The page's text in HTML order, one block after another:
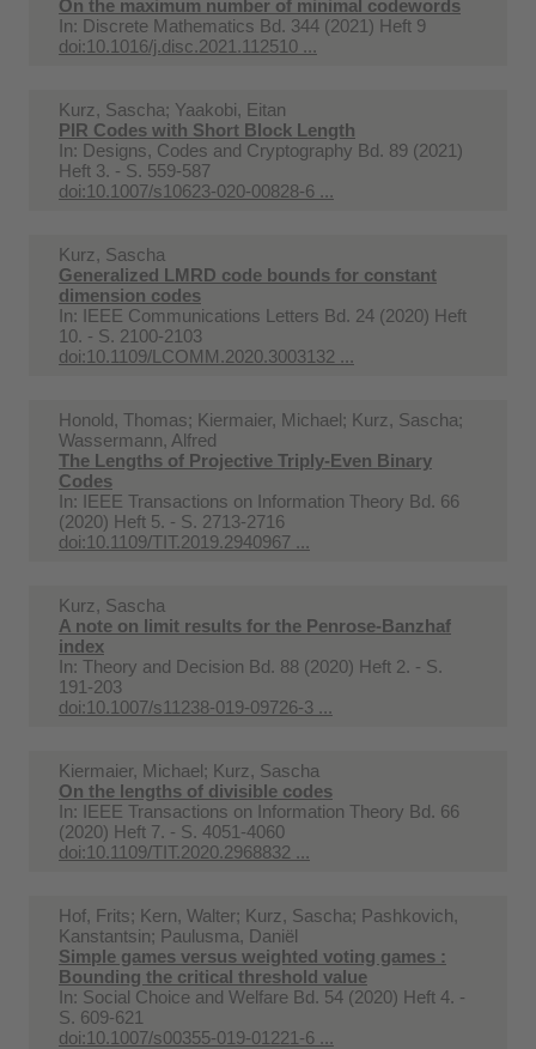
On the maximum number of minimal codewords
In: Discrete Mathematics Bd. 344 (2021) Heft 9
doi:10.1016/j.disc.2021.112510 ...
Kurz, Sascha; Yaakobi, Eitan
PIR Codes with Short Block Length
In: Designs, Codes and Cryptography Bd. 89 (2021)
Heft 3. - S. 559-587
doi:10.1007/s10623-020-00828-6 ...
Kurz, Sascha
Generalized LMRD code bounds for constant
dimension codes
In: IEEE Communications Letters Bd. 24 (2020) Heft
10. - S. 2100-2103
doi:10.1109/LCOMM.2020.3003132 ...
Honold, Thomas; Kiermaier, Michael; Kurz, Sascha;
Wassermann, Alfred
The Lengths of Projective Triply-Even Binary
Codes
In: IEEE Transactions on Information Theory Bd. 66
(2020) Heft 5. - S. 2713-2716
doi:10.1109/TIT.2019.2940967 ...
Kurz, Sascha
A note on limit results for the Penrose-Banzhaf
index
In: Theory and Decision Bd. 88 (2020) Heft 2. - S.
191-203
doi:10.1007/s11238-019-09726-3 ...
Kiermaier, Michael; Kurz, Sascha
On the lengths of divisible codes
In: IEEE Transactions on Information Theory Bd. 66
(2020) Heft 7. - S. 4051-4060
doi:10.1109/TIT.2020.2968832 ...
Hof, Frits; Kern, Walter; Kurz, Sascha; Pashkovich,
Kanstantsin; Paulusma, Daniël
Simple games versus weighted voting games :
Bounding the critical threshold value
In: Social Choice and Welfare Bd. 54 (2020) Heft 4. -
S. 609-621
doi:10.1007/s00355-019-01221-6 ...